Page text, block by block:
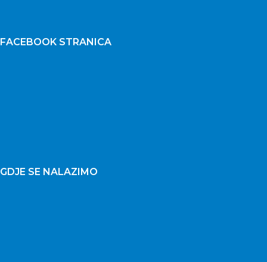
FACEBOOK STRANICA
GDJE SE NALAZIMO